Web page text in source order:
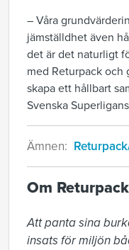
– Våra
jämställdhet även
det är det naturligt
med Returpack och
skapa ett hållbart
Svenska
Ämnen:
Om
Att panta sina
insats för miljön